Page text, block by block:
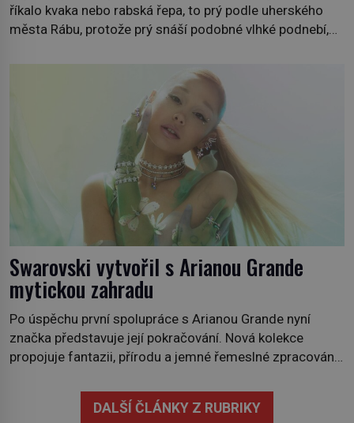
říkalo kvaka nebo rabská řepa, to prý podle uherského
města Rábu, protože prý snáší podobné vlhké podnebí,
někdy i v obchodech. Její bulvy jsou bílé, nahoře někdy
Swarovski vytvořil s Arianou Grande
mytickou zahradu
Po úspěchu první spolupráce s Arianou Grande nyní
značka představuje její pokračování. Nová kolekce
propojuje fantazii, přírodu a jemné řemeslné zpracování
třicítka šperků působí hravě a zároveň rafinovaně.
Spolupráce mezi značkou Swarovski a zpěvačkou a
DALŠÍ ČLÁNKY Z RUBRIKY